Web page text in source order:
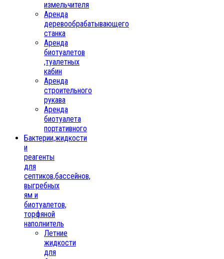
измельчителя
Аренда
деревообрабатывающего
станка
Аренда
биотуалетов
,туалетных
кабин
Аренда
строительного
рукава
Аренда
биотуалета
портативного
Бактерии,жидкости
и
реагенты
для
септиков,бассейнов,
выгребных
ям и
биотуалетов,
торфяной
наполнитель
Летние
жидкости
для